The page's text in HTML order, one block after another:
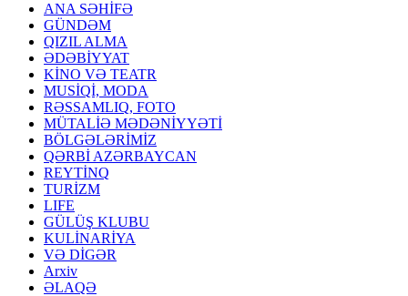
ANA SƏHİFƏ
GÜNDƏM
QIZIL ALMA
ƏDƏBİYYAT
KİNO VƏ TEATR
MUSİQİ, MODA
RƏSSAMLIQ, FOTO
MÜTALİƏ MƏDƏNİYYƏTİ
BÖLGƏLƏRİMİZ
QƏRBİ AZƏRBAYCAN
REYTİNQ
TURİZM
LIFE
GÜLÜŞ KLUBU
KULİNARİYA
VƏ DİGƏR
Arxiv
ƏLAQƏ